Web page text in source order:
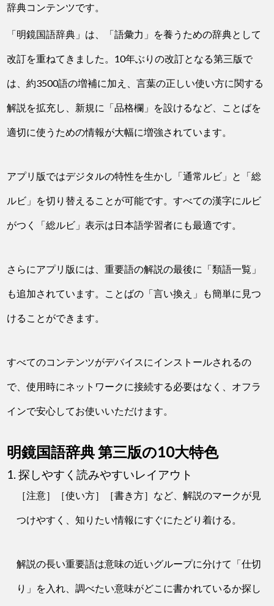
辞典コンテンツです。
「明鏡国語辞典」は、「語彙力」を養うための辞典として
改訂を重ねてきました。10年ぶりの改訂となる第三版で
は、約3500語の増補に加え、言葉の正しい使い方に関する
解説を拡充し、新規に「品格欄」を設けるなど、ことばを
適切に使うための情報が大幅に増強されています。
アプリ版ではデジタルの特性を生かし「通常ルビ」と「総
ルビ」を切り替えることが可能です。すべての漢字にルビ
がつく「総ルビ」表示は日本語学習者にも最適です。
さらにアプリ版には、重要語の解説の最後に「類語一覧」
も追加されています。ことばの「言い換え」も簡単に見つ
けることができます。
すべてのコンテンツがデバイスにインストールされるの
で、使用時にネットワークに接続する必要はなく、オフラ
インで安心してお使いいただけます。
明鏡国語辞典 第三版の10大特色
1. 探しやすく読みやすいレイアウト
［注意］［使い方］［書き方］など、解説のマークが見
つけやすく、知りたい情報にすぐにたどり着ける。
解説の長い重要語は意味の近いグループに分けて「仕切
り」を入れ、調べたい意味がどこに書かれているか探し